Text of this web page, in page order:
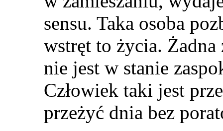
sensu. Taka osoba
wstręt to życia.
nie jest w stanie
Człowiek taki jest
przeżyć dnia bez